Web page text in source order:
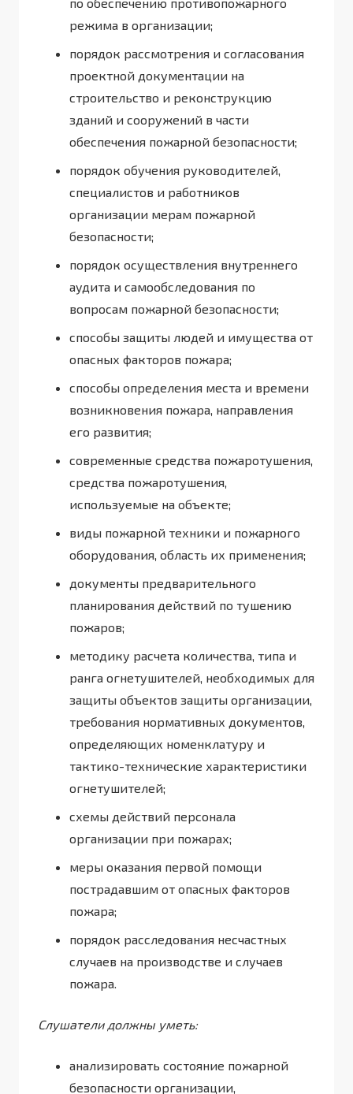
режима в организации;
порядок рассмотрения и согласования
проектной документации на
строительство и реконструкцию
зданий и сооружений в части
обеспечения пожарной безопасности;
порядок обучения руководителей,
специалистов и работников
организации мерам пожарной
безопасности;
порядок осуществления внутреннего
аудита и самообследования по
вопросам пожарной безопасности;
способы защиты людей и имущества от
опасных факторов пожара;
способы определения места и времени
возникновения пожара, направления
его развития;
современные средства пожаротушения,
средства пожаротушения,
используемые на объекте;
виды пожарной техники и пожарного
оборудования, область их применения;
документы предварительного
планирования действий по тушению
пожаров;
методику расчета количества, типа и
ранга огнетушителей, необходимых для
защиты объектов защиты организации,
требования нормативных документов,
определяющих номенклатуру и
тактико-технические характеристики
огнетушителей;
схемы действий персонала
организации при пожарах;
меры оказания первой помощи
пострадавшим от опасных факторов
пожара;
порядок расследования несчастных
случаев на производстве и случаев
пожара.
Слушатели должны уметь:
анализировать состояние пожарной
безопасности организации,